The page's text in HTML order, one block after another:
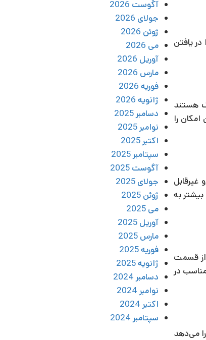
یافتن
هستند
را
به
از قسمت
در
می‌دهد
آگوست 2026
جولای 2026
ژوئن 2026
می 2026
آوریل 2026
مارس 2026
فوریه 2026
ژانویه 2026
دسامبر 2025
نوامبر 2025
اکتبر 2025
سپتامبر 2025
آگوست 2025
جولای 2025
ژوئن 2025
می 2025
آوریل 2025
مارس 2025
فوریه 2025
ژانویه 2025
دسامبر 2024
نوامبر 2024
اکتبر 2024
سپتامبر 2024